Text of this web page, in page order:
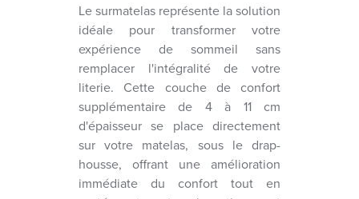
Le surmatelas représente la solution
idéale pour transformer votre
expérience de sommeil sans
remplacer l'intégralité de votre
literie. Cette couche de confort
supplémentaire de 4 à 11 cm
d'épaisseur se place directement
sur votre matelas, sous le drap-
housse, offrant une amélioration
immédiate du confort tout en